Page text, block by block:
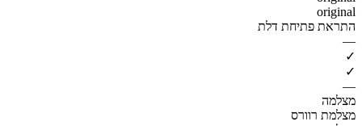
original
התראת פתיחת דלת
—
✓
✓
—
מצלמה
מצלמת רוורס